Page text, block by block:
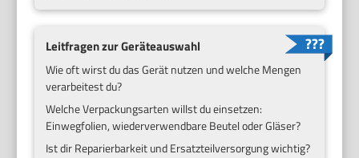
Leitfragen zur Geräteauswahl
Wie oft wirst du das Gerät nutzen und welche Mengen
verarbeitest du?
Welche Verpackungsarten willst du einsetzen:
Einwegfolien, wiederverwendbare Beutel oder Gläser?
Ist dir Reparierbarkeit und Ersatzteilversorgung wichtig?